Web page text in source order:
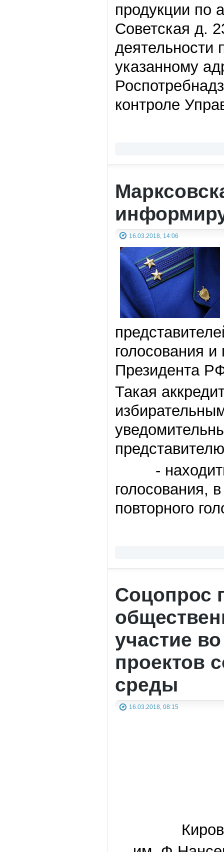
продукции по
Советская д.
деятельности
указанному
контроле
16.03.2018, 14:06
голосования
Президента
Такая
-
голосования,
повторного
Соцопрос
участие
проектов
среды
16.03.2018, 08:15